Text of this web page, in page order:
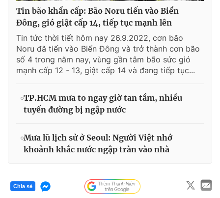
Tin bão khẩn cấp: Bão Noru tiến vào Biển
Đông, gió giật cấp 14, tiếp tục mạnh lên
Tin tức thời tiết hôm nay 26.9.2022, cơn bão
Noru đã tiến vào Biển Đông và trở thành cơn bão
số 4 trong năm nay, vùng gần tâm bão sức gió
mạnh cấp 12 - 13, giật cấp 14 và đang tiếp tục...
TP.HCM mưa to ngay giờ tan tầm, nhiều
tuyến đường bị ngập nước
Mưa lũ lịch sử ở Seoul: Người Việt nhớ
khoảnh khắc nước ngập tràn vào nhà
Chia sẻ